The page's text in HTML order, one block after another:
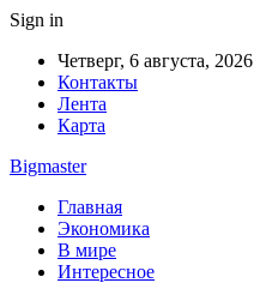
Sign in
Четверг, 6 августа, 2026
Контакты
Лента
Карта
Bigmaster
Главная
Экономика
В мире
Интересное